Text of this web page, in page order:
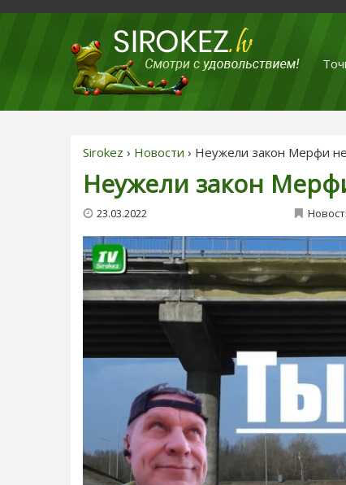
Sirokez › Новости › Неужели закон Мерфи
Неужели закон
23.03.2022